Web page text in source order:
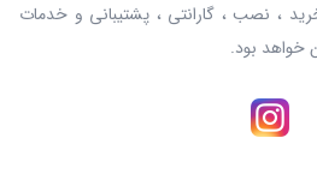
، نصب ، گارانتی ، پشتیبانی و خدمات
خواهد بود.